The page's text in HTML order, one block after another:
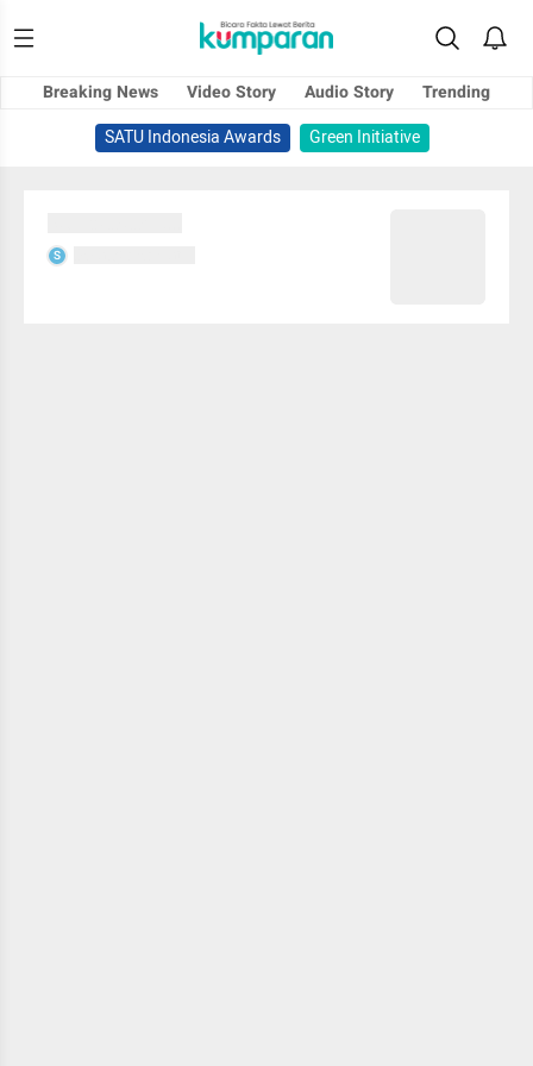
Breaking News Video Story Audio Story
Trending
SATU Indonesia Awards
Green Initiative
S